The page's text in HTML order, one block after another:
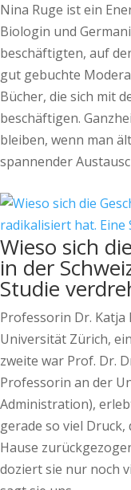
Nina Ruge ist ein
Biologin und
beschäftigten, auf
gut gebuchte
Bücher, die sich mit
beschäftigen.
bleiben, wenn man
spannender
Wieso sich
in der
Studie
Professorin Dr.
Universität Zürich,
zweite war Prof. Dr.
Professorin an der
Administration),
gerade so viel Druck,
Hause
doziert sie nur noch